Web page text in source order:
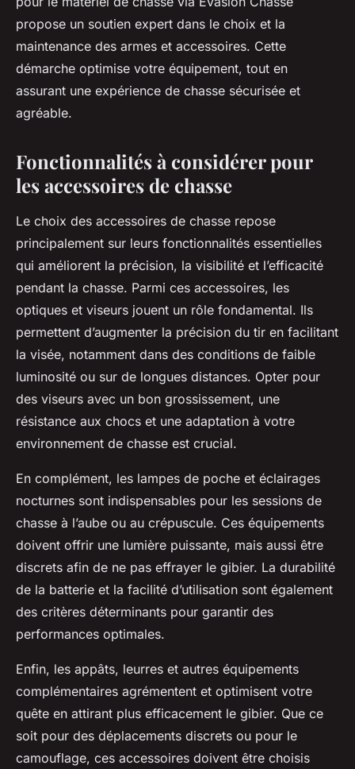
propose un soutien expert dans le choix et la
maintenance des armes et accessoires. Cette
démarche optimise votre équipement, tout en
assurant une expérience de chasse sécurisée et
agréable.
Fonctionnalités à considérer pour
les accessoires de chasse
Le choix des accessoires de chasse repose
principalement sur leurs fonctionnalités essentielles
qui améliorent la précision, la visibilité et l’efficacité
pendant la chasse. Parmi ces accessoires, les
optiques et viseurs jouent un rôle fondamental. Ils
permettent d’augmenter la précision du tir en facilitant
la visée, notamment dans des conditions de faible
luminosité ou sur de longues distances. Opter pour
des viseurs avec un bon grossissement, une
résistance aux chocs et une adaptation à votre
environnement de chasse est crucial.
En complément, les lampes de poche et éclairages
nocturnes sont indispensables pour les sessions de
chasse à l’aube ou au crépuscule. Ces équipements
doivent offrir une lumière puissante, mais aussi être
discrets afin de ne pas effrayer le gibier. La durabilité
de la batterie et la facilité d’utilisation sont également
des critères déterminants pour garantir des
performances optimales.
Enfin, les appâts, leurres et autres équipements
complémentaires agrémentent et optimisent votre
quête en attirant plus efficacement le gibier. Que ce
soit pour des déplacements discrets ou pour le
camouflage, ces accessoires doivent être choisis